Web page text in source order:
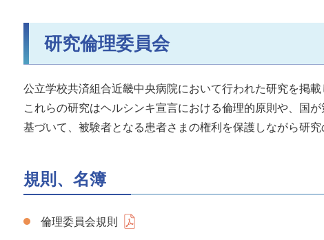
研究倫理委員会
公立学校共済組合近畿中央病院において行われた研究を掲
これらの研究はヘルシンキ宣言における倫理的原則や、国
基づいて、被験者となる患者さまの権利を保護しながら研究
規則、名簿
倫理委員会規則